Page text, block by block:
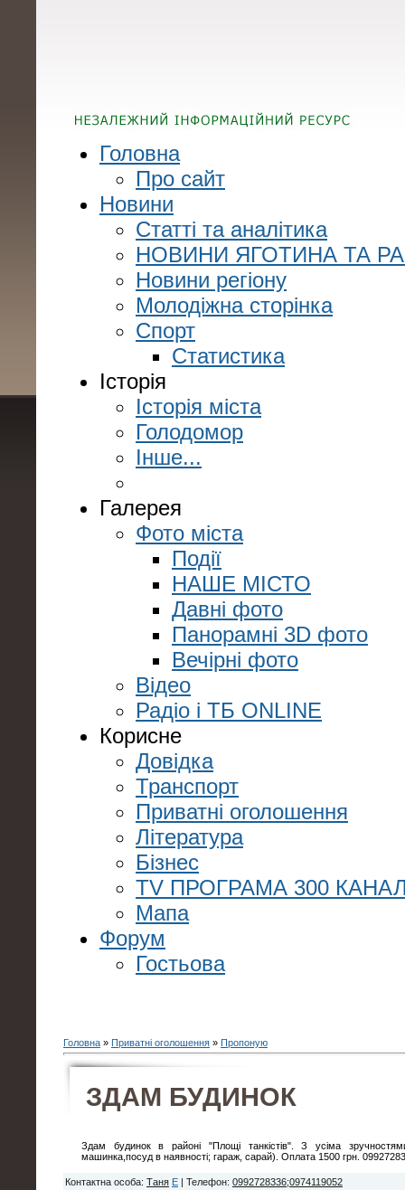
Головна
Про сайт
Новини
Статті та аналітика
НОВИНИ ЯГОТИНА ТА
Новини регіону
Молодіжна сторінка
Спорт
Статистика
Історія
Історія міста
Голодомор
Інше...
Галерея
Фото міста
Події
НАШЕ МІСТО
Давні фото
Панорамні 3D фото
Вечірні фото
Відео
Радіо і ТБ ONLINE
Корисне
Довідка
Транспорт
Приватні оголошення
Література
Бізнес
TV ПРОГРАМА 300
Мапа
Форум
Гостьова
Головна » Приватні оголошення » Пропоную
ЗДАМ БУДИНОК
Здам будинок в районі "Площі танкістів". З усіма
машинка,посуд в наявності; гараж, сарай). Оплата 1500 грн.
Контактна особа: Таня E Телефон: 0992728336;0974119052